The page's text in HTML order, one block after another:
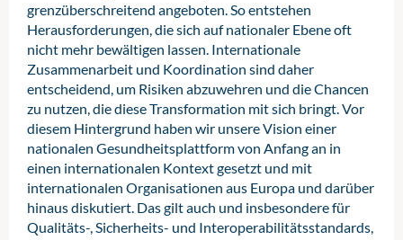
grenzüberschreitend angeboten. So entstehen
Herausforderungen, die sich auf nationaler Ebene oft
nicht mehr bewältigen lassen. Internationale
Zusammenarbeit und Koordination sind daher
entscheidend, um Risiken abzuwehren und die Chancen
zu nutzen, die diese Transformation mit sich bringt. Vor
diesem Hintergrund haben wir unsere Vision einer
nationalen Gesundheitsplattform von Anfang an in
einen internationalen Kontext gesetzt und mit
internationalen Organisationen aus Europa und darüber
hinaus diskutiert. Das gilt auch und insbesondere für
Qualitäts-, Sicherheits- und Interoperabilitätsstandards,